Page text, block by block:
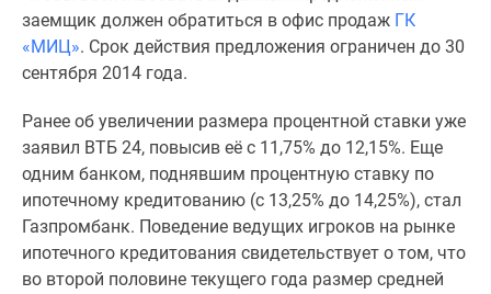
Квартиры
Ипотечный
калькулятор
Семейная
ипотека
Военная
ипотека
Банки
заемщик должен обратиться в офис продаж ГК
«МИЦ». Срок действия предложения ограничен до 30
сентября 2014 года.
Ранее об увеличении размера процентной ставки уже
заявил ВТБ 24, повысив её с 11,75% до 12,15%. Еще
одним банком, поднявшим процентную ставку по
ипотечному кредитованию (с 13,25% до 14,25%), стал
Газпромбанк. Поведение ведущих игроков на рынке
ипотечного кредитования свидетельствует о том, что
во второй половине текущего года размер средней